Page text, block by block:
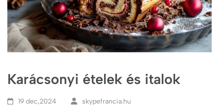
Karácsonyi ételek és italok
19 dec,2024
skypefrancia.hu